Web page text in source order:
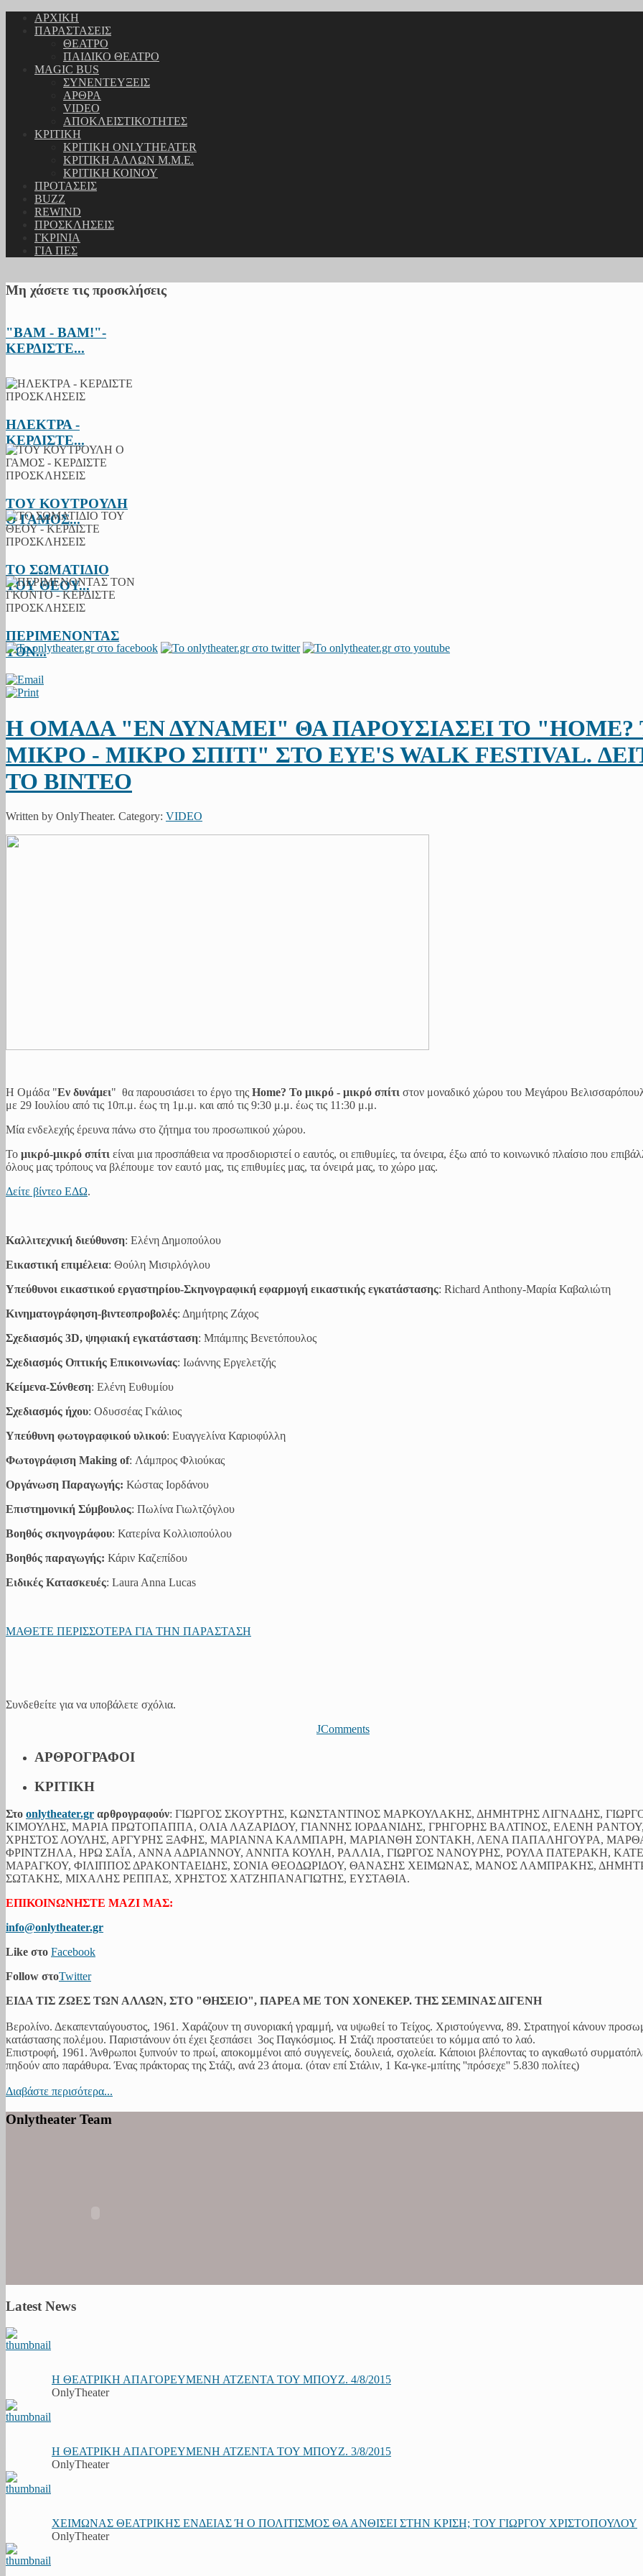
ΑΡΧΙΚΗ
ΠΑΡΑΣΤΑΣΕΙΣ
ΘΕΑΤΡΟ
ΠΑΙΔΙΚΟ ΘΕΑΤΡΟ
MAGIC BUS
ΣΥΝΕΝΤΕΥΞΕΙΣ
ΑΡΘΡΑ
VIDEO
ΑΠΟΚΛΕΙΣΤΙΚΟΤΗΤΕΣ
ΚΡΙΤΙΚΗ
ΚΡΙΤΙΚΗ ONLYTHEATER
ΚΡΙΤΙΚΗ ΑΛΛΩΝ Μ.Μ.Ε.
ΚΡΙΤΙΚΗ ΚΟΙΝΟΥ
ΠΡΟΤΑΣΕΙΣ
BUZZ
REWIND
ΠΡΟΣΚΛΗΣΕΙΣ
ΓΚΡΙΝΙΑ
ΓΙΑ ΠΕΣ
Μη χάσετε τις προσκλήσεις
"BAM - BAM!"-
ΚΕΡΔΙΣΤΕ...
ΗΛΕΚΤΡΑ -
ΚΕΡΔΙΣΤΕ...
ΤΟΥ ΚΟΥΤΡΟΥΛΗ
Ο ΓΑΜΟΣ...
ΤΟ ΣΩΜΑΤΙΔΙΟ
ΤΟΥ ΘΕΟΥ...
ΠΕΡΙΜΕΝΟΝΤΑΣ
ΤΟΝ...
Η ΟΜΑΔΑ "ΕΝ ΔΥΝΑΜΕΙ" ΘΑ ΠΑΡΟΥΣΙΑΣΕΙ ΤΟ "ΗΟΜΕ?
ΜΙΚΡΟ - ΜΙΚΡΟ ΣΠΙΤΙ" ΣΤΟ EYE'S WALK FESTIVAL.
ΤΟ ΒΙΝΤΕΟ
Written by OnlyTheater. Category: VIDEO
Η Ομάδα "Εν δυνάμει" θα παρουσιάσει το έργο της Home? Το μικρό - μικρό σπίτι στον μοναδικό χώρου του Μεγάρου
με 29 Ιουλίου από τις 10π.μ. έως τη 1μ.μ. και από τις 9:30 μ.μ. έως τις 11:30 μ.μ.
Μία ενδελεχής έρευνα πάνω στο ζήτημα του προσωπικού χώρου.
Το μικρό-μικρό σπίτι είναι μια προσπάθεια να προσδιοριστεί ο εαυτός, οι επιθυμίες, τα όνειρα, έξω από το κοινωνικό πλαίσιο που
όλους μας τρόπους να βλέπουμε τον εαυτό μας, τις επιθυμίες μας, τα όνειρά μας, το χώρο μας.
Δείτε βίντεο ΕΔΩ.
Καλλιτεχνική διεύθυνση: Ελένη Δημοπούλου
Εικαστική επιμέλεια: Θούλη Μισιρλόγλου
Υπεύθυνοι εικαστικού εργαστηρίου-Σκηνογραφική εφαρμογή εικαστικής εγκατάστασης: Richard Anthony-Μαρία Καβαλιώτη
Κινηματογράφηση-βιντεοπροβολές: Δημήτρης Ζάχος
Σχεδιασμός 3D, ψηφιακή εγκατάσταση: Μπάμπης Βενετόπουλος
Σχεδιασμός Οπτικής Επικοινωνίας: Ιωάννης Εργελετζής
Κείμενα-Σύνθεση: Ελένη Ευθυμίου
Σχεδιασμός ήχου: Οδυσσέας Γκάλιος
Υπεύθυνη φωτογραφικού υλικού: Ευαγγελίνα Καριοφύλλη
Φωτογράφιση Making of: Λάμπρος Φλιούκας
Οργάνωση Παραγωγής: Κώστας Ιορδάνου
Επιστημονική Σύμβουλος: Πωλίνα Γιωλτζόγλου
Βοηθός σκηνογράφου: Κατερίνα Κολλιοπούλου
Bοηθός παραγωγής: Κάριν Καζεπίδου
Ειδικές Κατασκευές: Laura Anna Lucas
ΜΑΘΕΤΕ ΠΕΡΙΣΣΟΤΕΡΑ ΓΙΑ ΤΗΝ ΠΑΡΑΣΤΑΣΗ
Συνδεθείτε για να υποβάλετε σχόλια.
JComments
ΑΡΘΡΟΓΡΑΦΟΙ
ΚΡΙΤΙΚΗ
Στο onlytheater.gr αρθρογραφούν: ΓΙΩΡΓΟΣ ΣΚΟΥΡΤΗΣ, ΚΩΝΣΤΑΝΤΙΝΟΣ ΜΑΡΚΟΥΛΑΚΗΣ, ΔΗΜΗΤΡΗΣ ΛΙΓΝΑΔΗΣ,
ΚΙΜΟΥΛΗΣ, ΜΑΡΙΑ ΠΡΩΤΟΠΑΠΠΑ, ΟΛΙΑ ΛΑΖΑΡΙΔΟΥ, ΓΙΑΝΝΗΣ ΙΟΡΔΑΝΙΔΗΣ, ΓΡΗΓΟΡΗΣ ΒΑΛΤΙΝΟΣ, ΕΛΕΝΗ ΡΑΝΤΟΥ,
ΧΡΗΣΤΟΣ ΛΟΥΛΗΣ, ΑΡΓΥΡΗΣ ΞΑΦΗΣ, ΜΑΡΙΑΝΝΑ ΚΑΛΜΠΑΡΗ, ΜΑΡΙΑΝΘΗ ΣΟΝΤΑΚΗ, ΛΕΝΑ ΠΑΠΑΛΗΓΟΥΡΑ,
ΦΡΙΝΤΖΗΛΑ, ΗΡΩ ΣΑΪΑ, ΑΝΝΑ ΑΔΡΙΑΝΝΟΥ, ΑΝΝΙΤΑ ΚΟΥΛΗ, ΡΑΛΛΙΑ, ΓΙΩΡΓΟΣ ΝΑΝΟΥΡΗΣ, ΡΟΥΛΑ ΠΑΤΕΡΑΚΗ,
ΜΑΡΑΓΚΟΥ, ΦΙΛΙΠΠΟΣ ΔΡΑΚΟΝΤΑΕΙΔΗΣ, ΣΟΝΙΑ ΘΕΟΔΩΡΙΔΟΥ, ΘΑΝΑΣΗΣ ΧΕΙΜΩΝΑΣ, ΜΑΝΟΣ ΛΑΜΠΡΑΚΗΣ,
ΣΩΤΑΚΗΣ, ΜΙΧΑΛΗΣ ΡΕΠΠΑΣ, ΧΡΗΣΤΟΣ ΧΑΤΖΗΠΑΝΑΓΙΩΤΗΣ, ΕΥΣΤΑΘΙΑ.
ΕΠΙΚΟΙΝΩΝΗΣΤΕ ΜΑΖΙ ΜΑΣ:
info@onlytheater.gr
Like στο Facebook
Follow στοTwitter
ΕΙΔΑ ΤΙΣ ΖΩΕΣ ΤΩΝ ΑΛΛΩΝ, ΣΤΟ "ΘΗΣΕΙΟ", ΠΑΡΕΑ ΜΕ ΤΟΝ ΧΟΝΕΚΕΡ. ΤΗΣ ΣΕΜΙΝΑΣ ΔΙΓΕΝΗ
Βερολίνο. Δεκαπενταύγουστος, 1961. Χαράζουν τη συνοριακή γραμμή, να υψωθεί το Τείχος. Χριστούγεννα, 89. Στρατηγοί κάνουν
κατάστασης πολέμου. Παριστάνουν ότι έχει ξεσπάσει 3ος Παγκόσμιος. Η Στάζι προστατεύει το κόμμα από το λαό.
Επιστροφή, 1961. Άνθρωποι ξυπνούν το πρωί, αποκομμένοι από συγγενείς, δουλειά, σχολεία. Κάποιοι βλέποντας το αγκαθωτό
πηδούν απο παράθυρα. Ένας πράκτορας της Στάζι, ανά 23 άτομα. (όταν επί Στάλιν, 1 Κα-γκε-μπίτης ''πρόσεχε'' 5.830 πολίτες)
Διαβάστε περισότερα...
Onlytheater Team
Latest News
Η ΘΕΑΤΡΙΚΗ ΑΠΑΓΟΡΕΥΜΕΝΗ ΑΤΖΕΝΤΑ ΤΟΥ ΜΠΟΥΖ. 4/8/2015
OnlyTheater
Η ΘΕΑΤΡΙΚΗ ΑΠΑΓΟΡΕΥΜΕΝΗ ΑΤΖΕΝΤΑ ΤΟΥ ΜΠΟΥΖ. 3/8/2015
OnlyTheater
ΧΕΙΜΩΝΑΣ ΘΕΑΤΡΙΚΗΣ ΕΝΔΕΙΑΣ Ή Ο ΠΟΛΙΤΙΣΜΟΣ ΘΑ ΑΝΘΙΣΕΙ ΣΤΗΝ ΚΡΙΣΗ; ΤΟΥ ΓΙΩΡΓΟΥ ΧΡΙΣΤΟΠΟΥΛΟΥ
OnlyTheater